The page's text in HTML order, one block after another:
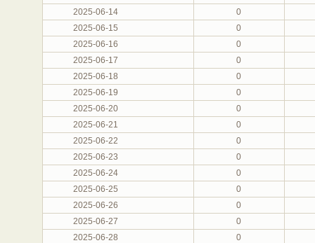
2025-06-14
0
2025-06-15
0
2025-06-16
0
2025-06-17
0
2025-06-18
0
2025-06-19
0
2025-06-20
0
2025-06-21
0
2025-06-22
0
2025-06-23
0
2025-06-24
0
2025-06-25
0
2025-06-26
0
2025-06-27
0
2025-06-28
0